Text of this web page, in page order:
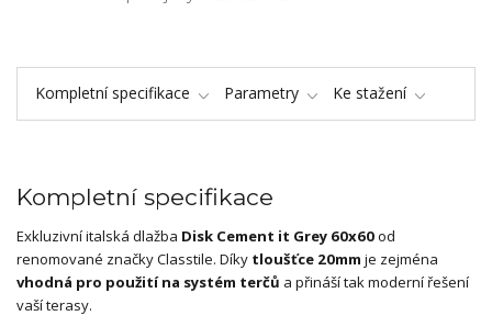
Kompletní specifikace Parametry Ke stažení
Kompletní specifikace
Exkluzivní italská dlažba Disk Cement it Grey 60x60od
renomované značky Classtile. Díky tloušťce 20mm je zejména
vhodná pro použití na systém terčů a přináší tak moderní řešení
vaší terasy.